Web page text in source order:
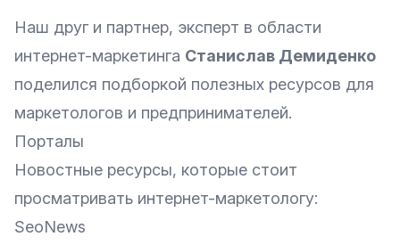
Наш друг и партнер, эксперт в области
интернет-маркетинга Станислав Демиденко
поделился подборкой полезных ресурсов для
маркетологов и предпринимателей.
Порталы
Новостные ресурсы, которые стоит
просматривать интернет-маркетологу:
SeoNews